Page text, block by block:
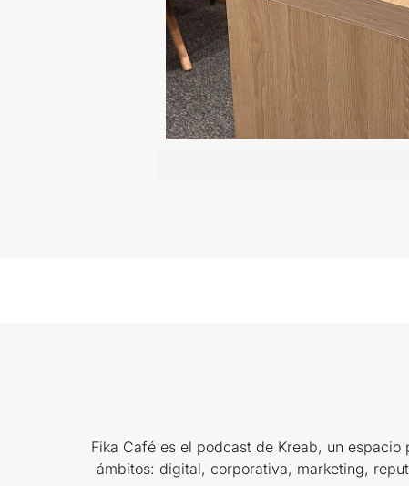
Fika Café es el podcast de Kreab, un
ámbitos: digital, corporativa, marketing,